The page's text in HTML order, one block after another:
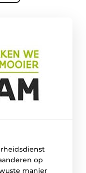
op
manier